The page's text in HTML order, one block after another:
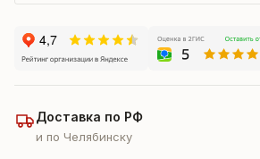
Доставка по РФ
и по Челябинску